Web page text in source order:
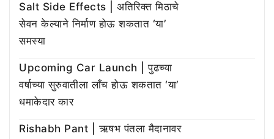
Salt Side Effects | अतिरिक्त मिठाचे
सेवन केल्याने निर्माण होऊ शकतात ‘या’
समस्या
Upcoming Car Launch | पुढच्या
वर्षाच्या सुरुवातीला लाँच होऊ शकतात ‘या’
धमाकेदार कार
Rishabh Pant | ऋषभ पंतला मैदानावर